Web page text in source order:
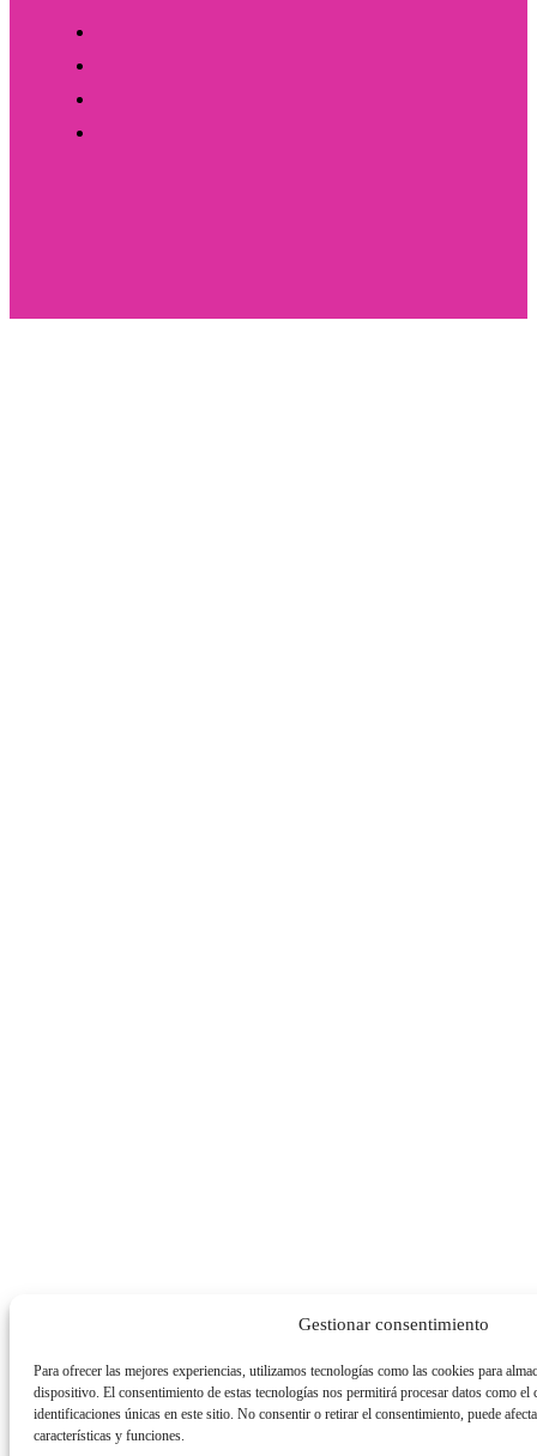
Gestionar consentimiento
Para ofrecer las mejores experiencias, utilizamos tecnologías como las cookies para
dispositivo. El consentimiento de estas tecnologías nos permitirá procesar datos como el
identificaciones únicas en este sitio. No consentir o retirar el consentimiento, puede
características y funciones.